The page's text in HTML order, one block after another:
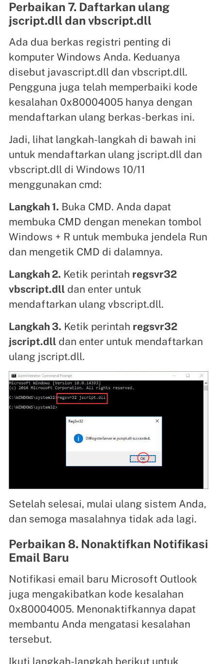
Perbaikan 7. Daftarkan ulang
jscript.dll dan vbscript.dll
Ada dua berkas registri penting di
komputer Windows Anda. Keduanya
disebut javascript.dll dan vbscript.dll.
Pengguna juga telah memperbaiki kode
kesalahan 0x80004005 hanya dengan
mendaftarkan ulang berkas-berkas ini.
Jadi, lihat langkah-langkah di bawah ini
untuk mendaftarkan ulang jscript.dll dan
vbscript.dll di Windows 10/11
menggunakan cmd:
Langkah 1. Buka CMD. Anda dapat
membuka CMD dengan menekan tombol
Windows + R untuk membuka jendela Run
dan mengetik CMD di dalamnya.
Langkah 2. Ketik perintah regsvr32
vbscript.dll dan enter untuk
mendaftarkan ulang vbscript.dll.
Langkah 3. Ketik perintah regsvr32
jscript.dll dan enter untuk mendaftarkan
ulang jscript.dll.
Setelah selesai, mulai ulang sistem Anda,
dan semoga masalahnya tidak ada lagi.
Perbaikan 8. Nonaktifkan Notifikasi
Email Baru
Notifikasi email baru Microsoft Outlook
juga mengakibatkan kode kesalahan
0x80004005. Menonaktifkannya dapat
membantu Anda mengatasi kesalahan
tersebut.
Ikuti langkah-langkah berikut untuk